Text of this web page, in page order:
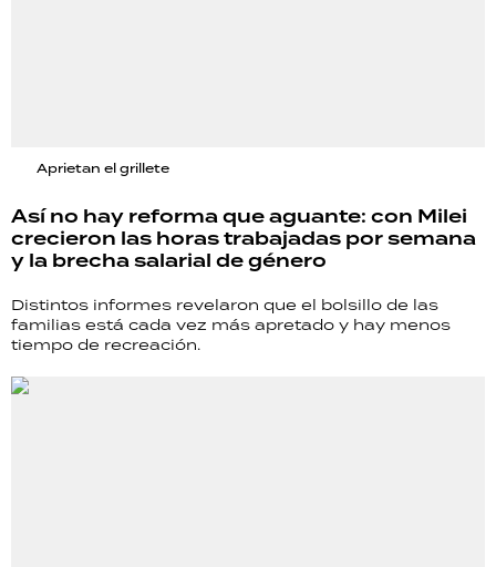
Aprietan el grillete
Así no hay reforma que aguante: con Milei
crecieron las horas trabajadas por semana
y la brecha salarial de género
Distintos informes revelaron que el bolsillo de las
familias está cada vez más apretado y hay menos
tiempo de recreación.